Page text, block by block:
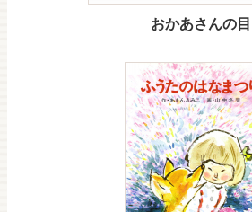
おかあさんの目